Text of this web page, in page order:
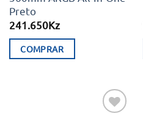
Preto
241.650Kz
COMPRAR